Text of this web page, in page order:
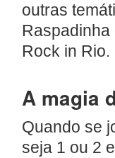
outras
Raspadinha
Rock in Rio.
A magia
Quando se
seja 1 ou 2